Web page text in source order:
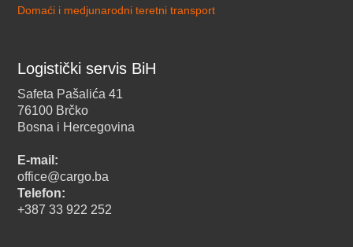
Domaći i medjunarodni teretni transport
Logistički servis BiH
Safeta Pašalića 41
76100 Brčko
Bosna i Hercegovina
E-mail:
office@cargo.ba
Telefon:
+387 33 922 252